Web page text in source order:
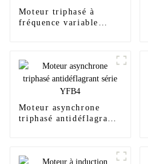
Moteur triphasé à
fréquence variable
Moteur asynchrone
triphasé antidéflagrant